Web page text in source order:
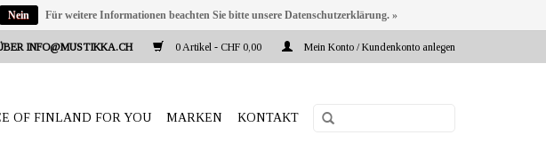
INFO@MUSTIKKA.CH 0 Artikel - CHF 0,00 Mein Konto / Kundenkonto anlegen
OF FINLAND FOR YOU MARKEN KONTAKT
Nein Für weitere Informationen beachten Sie bitte unsere Datenschutzerklärung. »